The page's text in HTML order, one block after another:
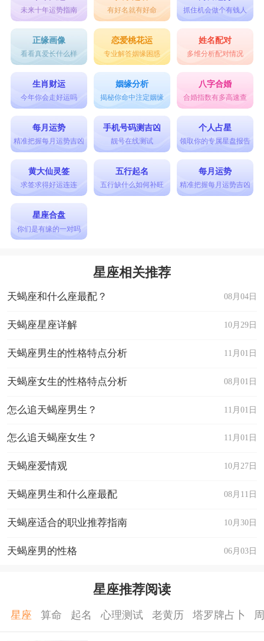
未来十年运势指南 有好名就有好命 抓住机会做个有钱人
正缘画像
看看真爱长什么样
恋爱桃花运
专业解答姻缘困惑
姓名配对
多维分析配对情况
生肖财运
今年你会走好运吗
姻缘分析
揭秘你命中注定姻缘
八字合婚
合婚指数有多高速查
每月运势
精准把握每月运势吉凶
手机号码测吉凶
靓号在线测试
个人占星
领取你的专属星盘报告
黄大仙灵签
求签求得好运连连
五行起名
五行缺什么如何补旺
每月运势
精准把握每月运势吉凶
星座合盘
你们是有缘的一对吗
星座相关推荐
08月04日
天蝎座和什么座最配？
10月29日
天蝎座星座详解
11月01日
天蝎座男生的性格特点分析
08月01日
天蝎座女生的性格特点分析
11月01日
怎么追天蝎座男生？
11月01日
怎么追天蝎座女生？
10月27日
天蝎座爱情观
08月11日
天蝎座男生和什么座最配
10月30日
天蝎座适合的职业推荐指南
06月03日
天蝎座男的性格
星座推荐阅读
星座 算命 起名 心理测试 老黄历 塔罗牌占卜